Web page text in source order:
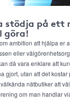
stödja på ett
göra!
ambition att hjälpa er
eller
då vara enklare att
gjort, utan att det
nätbutiker att
om man handlar